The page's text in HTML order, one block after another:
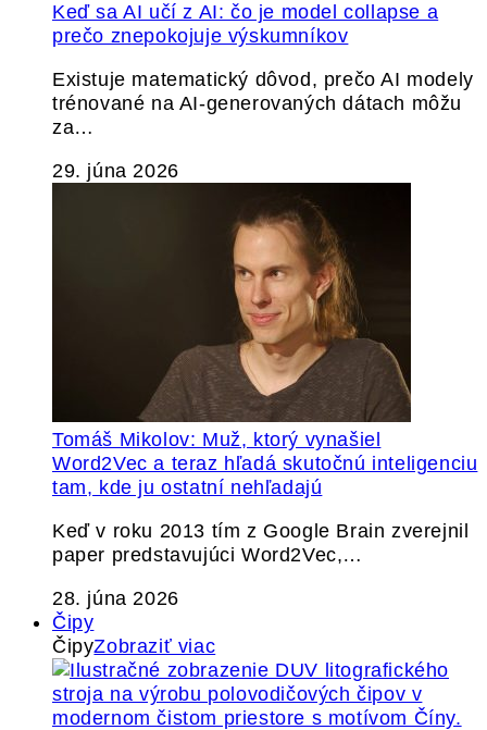
Keď sa AI učí z AI: čo je model collapse a
prečo znepokojuje výskumníkov
Existuje matematický dôvod, prečo AI modely
trénované na AI-generovaných dátach môžu
za…
29. júna 2026
Tomáš Mikolov: Muž, ktorý vynašiel
Word2Vec a teraz hľadá skutočnú inteligenciu
tam, kde ju ostatní nehľadajú
Keď v roku 2013 tím z Google Brain zverejnil
paper predstavujúci Word2Vec,…
28. júna 2026
Čipy
ČipyZobraziť viac